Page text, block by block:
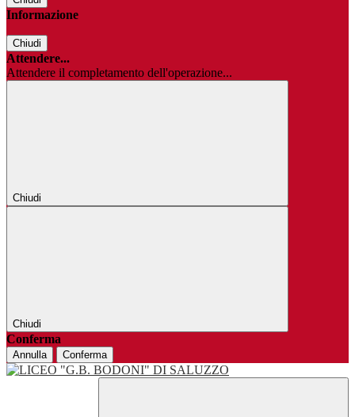
Informazione
Chiudi
Attendere...
Attendere il completamento dell'operazione...
Chiudi
Chiudi
Conferma
Annulla Conferma